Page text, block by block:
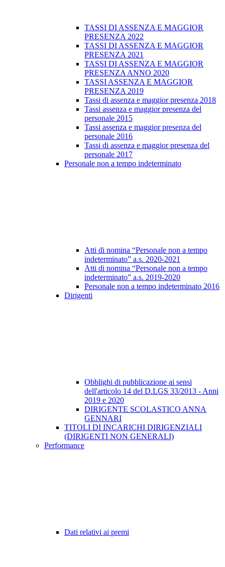
TASSI DI ASSENZA E MAGGIOR
PRESENZA 2022
TASSI DI ASSENZA E MAGGIOR
PRESENZA 2021
TASSI DI ASSENZA E MAGGIOR
PRESENZA ANNO 2020
TASSI ASSENZA E MAGGIOR
PRESENZA 2019
Tassi di assenza e maggior presenza 2018
Tassi assenza e maggior presenza del
personale 2015
Tassi assenza e maggior presenza del
personale 2016
Tassi di assenza e maggior presenza del
personale 2017
Personale non a tempo indeterminato
Atti di nomina “Personale non a tempo
indeterminato” a.s. 2020-2021
Atti di nomina “Personale non a tempo
indeterminato” a.s. 2019-2020
Personale non a tempo indeterminato 2016
Dirigenti
Obblighi di pubblicazione ai sensi
dell'articolo 14 del D.LGS 33/2013 - Anni
2019 e 2020
DIRIGENTE SCOLASTICO ANNA
GENNARI
TITOLI DI INCARICHI DIRIGENZIALI
(DIRIGENTI NON GENERALI)
Performance
Dati relativi ai premi